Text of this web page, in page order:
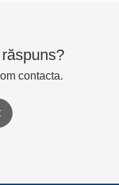
contacta.